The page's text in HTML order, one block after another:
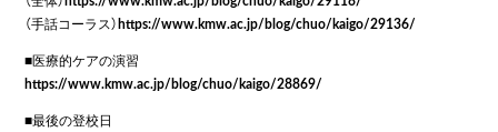
（手話コーラス）https://www.kmw.ac.jp/blog/chuo/kaigo/29136/
■医療的ケアの演習
https://www.kmw.ac.jp/blog/chuo/kaigo/28869/
■最後の登校日